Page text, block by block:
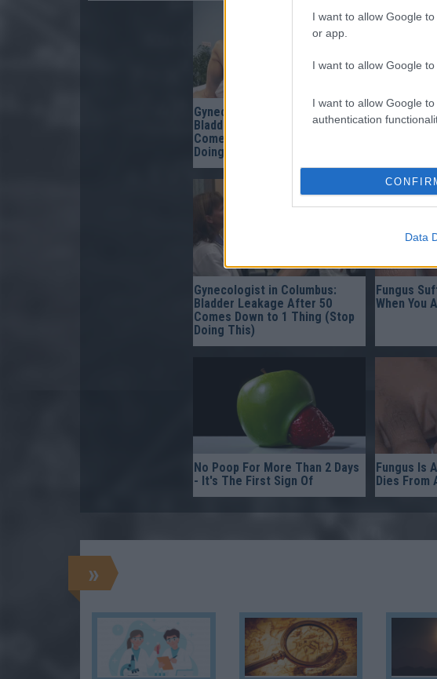
I want to allow Google
or app.
I want to allow Google
I want to allow Google
authentication
Data
Gynecologist in Columbus:
Bladder Leakage After 50
Comes Down to 1 Thing (Stop
Doing This)
Bladder
Gynecologist in Columbus:
Bladder Leakage After 50
Comes Down to 1 Thing (Stop
Doing This)
Fungus
When You
No Poop For More Than 2 Days
- It's The First Sign Of
Fungus Is
Dies From
»